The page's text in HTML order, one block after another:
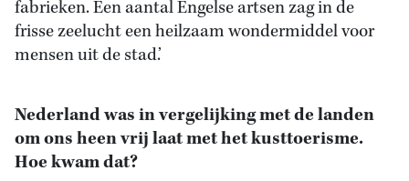
fabrieken. Een aantal Engelse artsen zag in de
frisse zeelucht een heilzaam wondermiddel voor
mensen uit de stad.’
Nederland was in vergelijking met de landen
om ons heen vrij laat met het kusttoerisme.
Hoe kwam dat?